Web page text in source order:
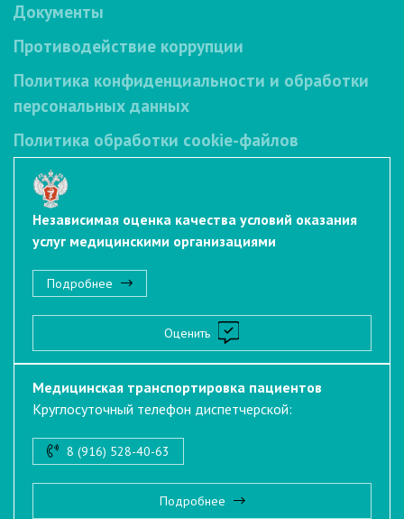
Документы
Противодействие коррупции
Политика конфиденциальности и обработки
персональных данных
Политика обработки cookie-файлов
Независимая оценка качества условий оказания
услуг медицинскими организациями
Подробнее
Оценить
Медицинская транспортировка пациентов
Круглосуточный телефон диспетчерской:
8 (916) 528-40-63
Подробнее